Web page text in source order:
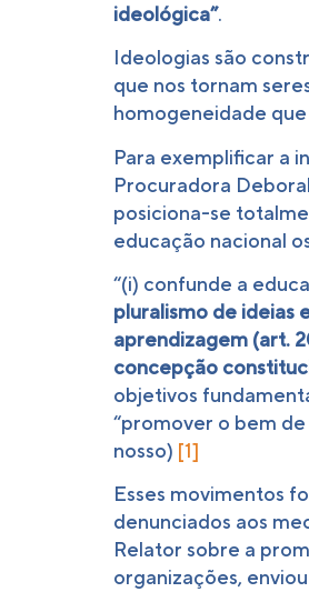
ideológica”.
Ideologias são
que nos tornam
homogeneidade
Para exemplificar a
Procuradora
posiciona-se
educação nacional
“(i) confunde a
pluralismo de ideias
aprendizagem (art.
concepção
objetivos
“promover o bem
nosso) [1]
Esses movimentos
denunciados aos
Relator sobre a
organizações,